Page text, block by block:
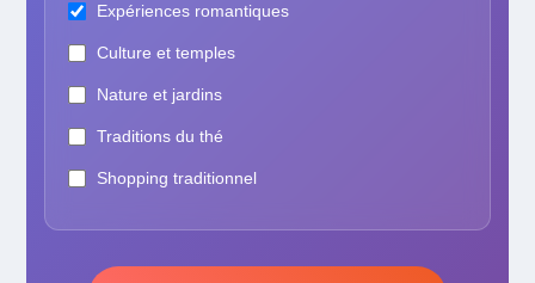
Expériences romantiques
Culture et temples
Nature et jardins
Traditions du thé
Shopping traditionnel